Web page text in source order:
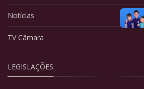
Notícias
TV Câmara
LEGISLAÇÕES